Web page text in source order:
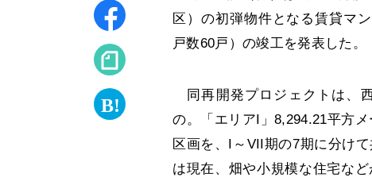
区）の初弾物件となる賃貸マ
戸数60戸）の竣工を発表した。
同再開発プロジェクトは、
の。「エリアI」8,294.21平方
区画を、I～VII期の7期に分け
は現在、畑や小規模な住宅な